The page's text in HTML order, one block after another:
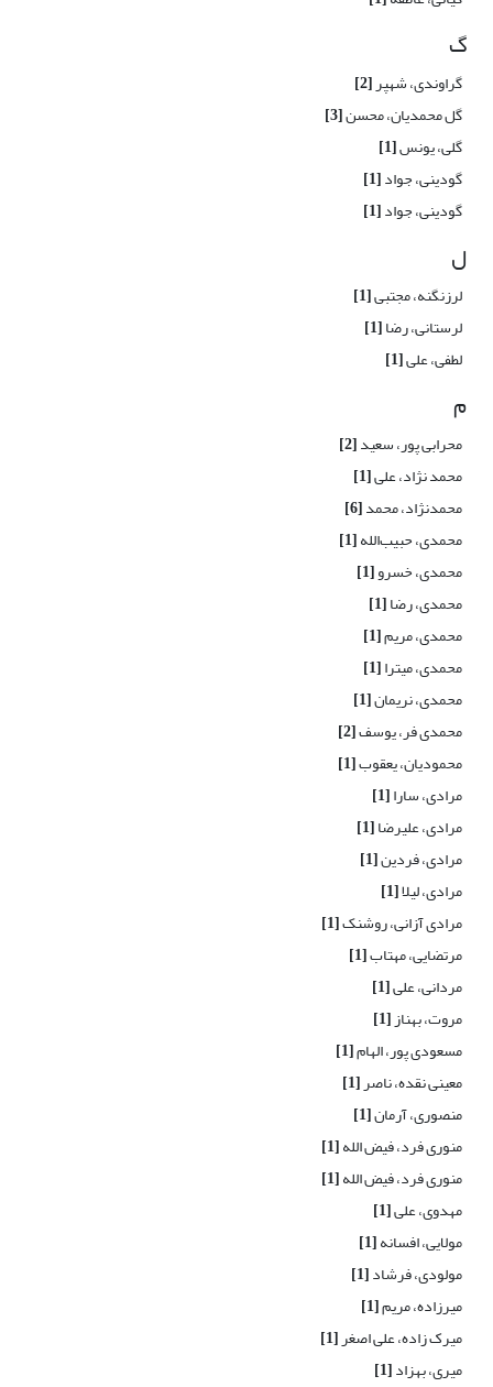
گ
گراوندی، شهپر[2]
گل محمدیان، محسن[3]
گلی، یونس[1]
گودینی، جواد[1]
گودینی، جواد[1]
ل
لرزنگنه، مجتبی[1]
لرستانی، رضا[1]
لطفی، علی[1]
م
محرابی پور، سعید[2]
محمد نژاد، علی[1]
محمدنژاد، محمد[6]
محمدی، حبیب‌الله[1]
محمدی، خسرو[1]
محمدی، رضا[1]
محمدی، مریم[1]
محمدی، میترا[1]
محمدی، نریمان[1]
محمدی فر، یوسف[2]
محمودیان، یعقوب[1]
مرادی، سارا[1]
مرادی، علیرضا[1]
مرادی، فردین[1]
مرادی، لیلا[1]
مرادی آزانی، روشنک[1]
مرتضایی، مهتاب[1]
مردانی، علی[1]
مروت، بهناز[1]
مسعودی پور، الهام[1]
معینی نقده، ناصر[1]
منصوری، آرمان[1]
منوری فرد، فیض الله[1]
منوری فرد، فیض الله[1]
مهدوی، علی[1]
مولایی، افسانه[1]
مولودی، فرشاد[1]
میرزاده، مریم[1]
میرک زاده، علی اصغر[1]
میری، بهزاد[1]